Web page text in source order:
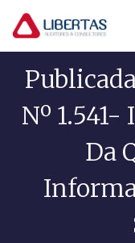
Pular
Nº
Da